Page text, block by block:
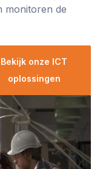
monitoren de
Bekijk onze ICT
oplossingen